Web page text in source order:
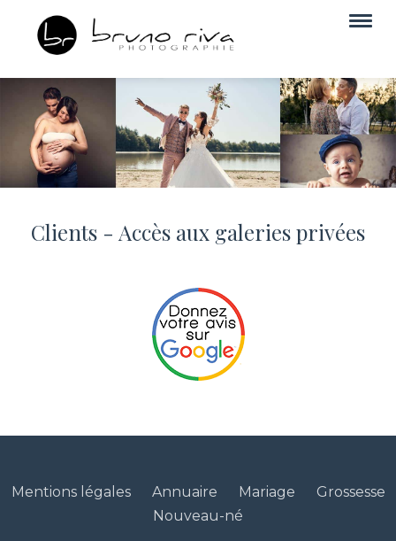
Clients - Accès aux galeries privées
Mentions légales Annuaire Mariage
Grossesse
Nouveau-né